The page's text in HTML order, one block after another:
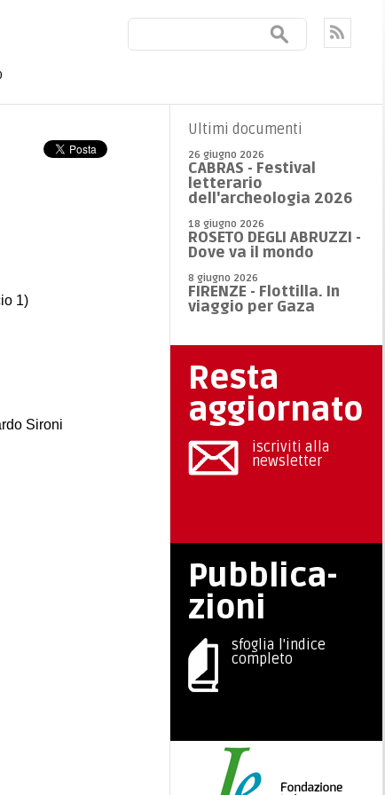
1)
Sironi
Ultimi documenti
26 giugno 2026
CABRAS - Festival
letterario
dell'archeologia 2026
18 giugno 2026
ROSETO DEGLI ABRUZZI -
Dove va il mondo
8 giugno 2026
FIRENZE - Flottilla. In
viaggio per Gaza
Resta
aggiornato
iscriviti alla
newsletter
Pubblica-
zioni
sfoglia l'indice
completo